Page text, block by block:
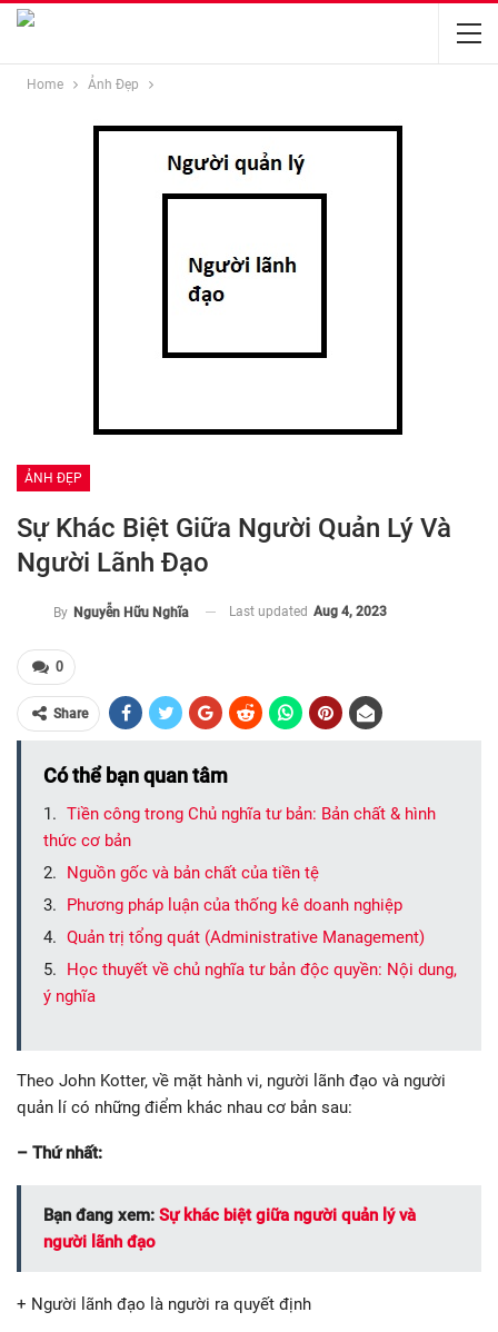
Home Ảnh Đẹp
ẢNH ĐẸP
Sự Khác Biệt Giữa Người Quản Lý Và
Người Lãnh Đạo
By Nguyễn Hữu Nghĩa Last updated Aug 4, 2023
0
Share
Có thể bạn quan tâm
Tiền công trong Chủ nghĩa tư bản: Bản chất & hình
thức cơ bản
Nguồn gốc và bản chất của tiền tệ
Phương pháp luận của thống kê doanh nghiệp
Quản trị tổng quát (Administrative Management)
Học thuyết về chủ nghĩa tư bản độc quyền: Nội dung,
ý nghĩa
Theo John Kotter, về mặt hành vi, người lãnh đạo và người
quản lí có những điểm khác nhau cơ bản sau:
– Thứ nhất:
Bạn đang xem: Sự khác biệt giữa người quản lý và
người lãnh đạo
+ Người lãnh đạo là người ra quyết định